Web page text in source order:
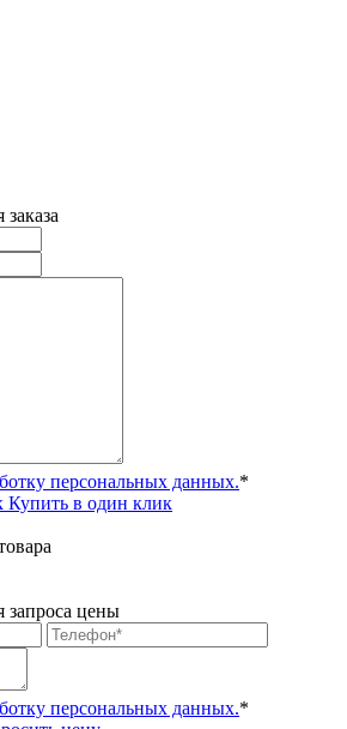
персональных данных.*
Купить в один клик
запроса цены
персональных данных.*